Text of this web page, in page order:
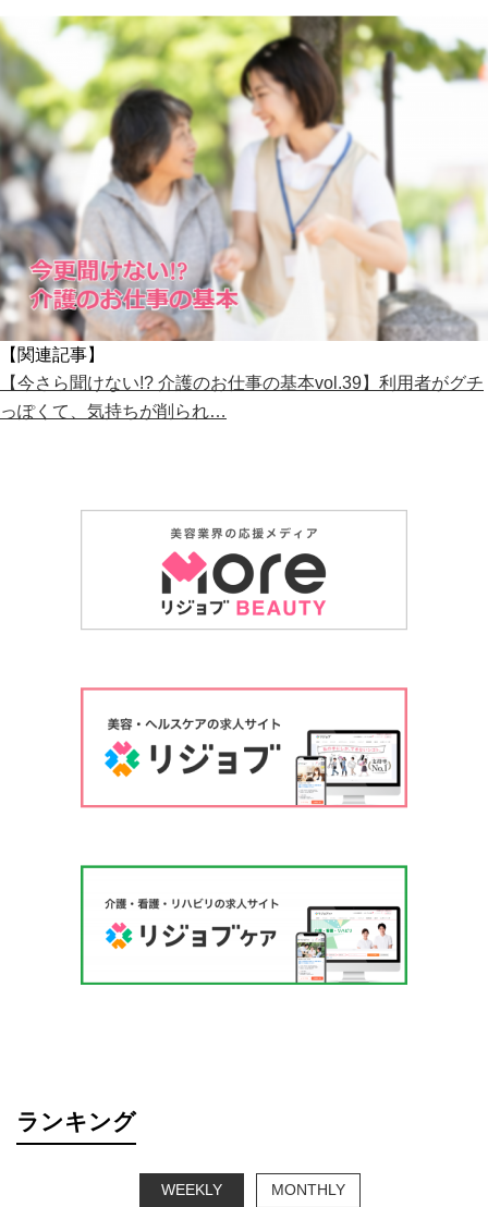
【関連記事】
【今さら聞けない!? 介護のお仕事の基本vol.39】利用者がグチ
っぽくて、気持ちが削られ…
ランキング
WEEKLY MONTHLY